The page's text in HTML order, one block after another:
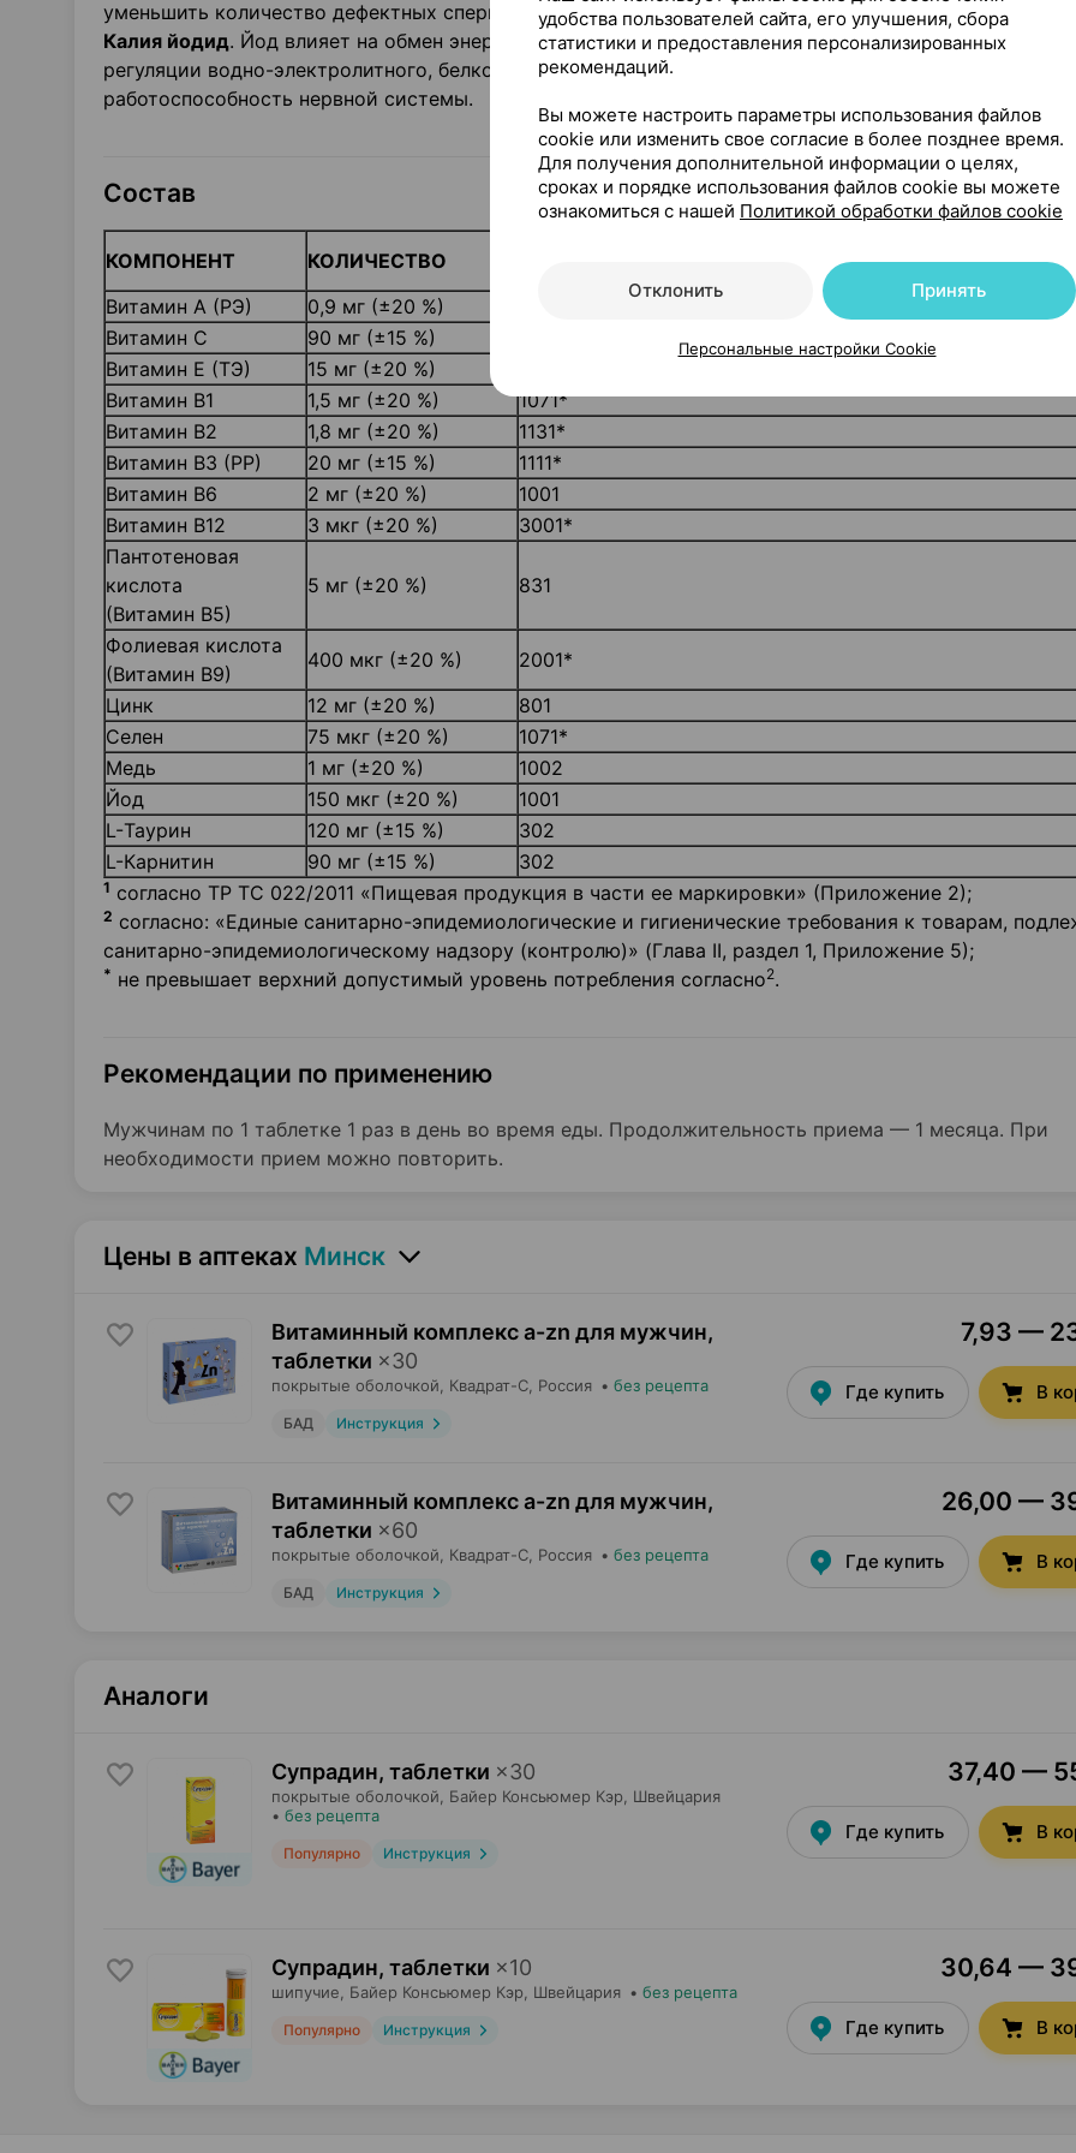
уменьшить количество дефектных сперматозоидов.
Калия йодид. Йод влияет на обмен энергии и поддержание оптимальной температуры тела,
регуляции водно-электролитного, белкового и жирового обмена, обеспечивает нормальную
работоспособность нервной системы.
Состав
КОМПОНЕНТ КОЛИЧЕСТВО
УРОВНЯ
Витамин А (РЭ)
0,9 мг (±20 %)
Витамин С
90 мг (±15 %)
Витамин Е (ТЭ)
15 мг (±20 %)
Витамин В1
1,5 мг (±20 %)
1071*
Витамин В2
1,8 мг (±20 %)
1131*
Витамин В3 (РР)
20 мг (±15 %)
1111*
Витамин В6
2 мг (±20 %)
1001
Витамин В12
3 мкг (±20 %)
3001*
Пантотеновая
кислота
(Витамин В5)
5 мг (±20 %) 831
Фолиевая кислота
(Витамин В9)
400 мкг (±20 %)
2001*
Цинк
12 мг (±20 %)
801
Селен
75 мкг (±20 %)
1071*
Медь
1 мг (±20 %)
1002
Йод
150 мкг (±20 %)
1001
L-Таурин
120 мг (±15 %)
302
L-Карнитин
90 мг (±15 %) 302
1 согласно ТР ТС 022/2011 «Пищевая продукция в части ее маркировки» (Приложение 2);
2 согласно: «Единые санитарно-эпидемиологические и гигиенические требования к товарам,
санитарно-эпидемиологическому надзору (контролю)» (Глава II, раздел 1, Приложение 5);
* не превышает верхний допустимый уровень потребления согласно2.
Рекомендации по применению
Мужчинам по 1 таблетке 1 раз в день во время еды. Продолжительность приема — 1 месяца. При
необходимости прием можно повторить.
Цены в аптеках Минск
Витаминный комплекс a-zn для мужчин,
таблетки ×30
покрытые оболочкой, Квадрат-С , Россия • без рецепта
БАД Инструкция
7,93 —
Где купить В
Витаминный комплекс a-zn для мужчин,
таблетки ×60
покрытые оболочкой, Квадрат-С , Россия • без рецепта
БАД Инструкция
26,00 —
Где купить В
Аналоги
Супрадин, таблетки ×30
покрытые оболочкой, Байер Консьюмер Кэр , Швейцария
• без рецепта
Популярно Инструкция
37,40 —
Где купить В
Супрадин, таблетки ×10
шипучие, Байер Консьюмер Кэр , Швейцария • без рецепта
Популярно Инструкция
30,64 —
Где купить В
удобства пользователей сайта, его улучшения, сбора
статистики и предоставления персонализированных
рекомендаций.
Вы можете настроить параметры использования файлов
cookie или изменить свое согласие в более позднее время.
Для получения дополнительной информации о целях,
сроках и порядке использования файлов cookie вы можете
ознакомиться с нашей Политикой обработки файлов cookie
Отклонить Принять
Персональные настройки Cookie